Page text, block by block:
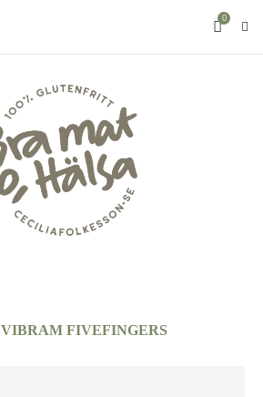
0
VIBRAM FIVEFINGERS